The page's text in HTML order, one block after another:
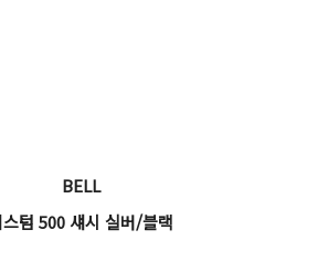
BELL
텀 500 섀시 실버/블랙